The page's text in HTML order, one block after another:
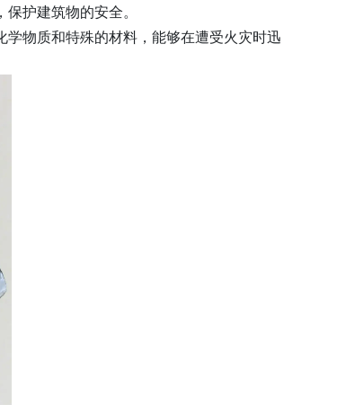
护建筑物的安全。
物质和特殊的材料，能够在遭受火灾时迅